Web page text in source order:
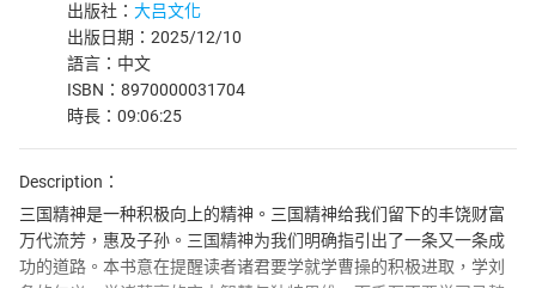
出版社： 大吕文化
出版日期：2025/12/10
語言：中文
ISBN：8970000031704
時長：09:06:25
Description：
三国精神是一种积极向上的精神。三国精神给我们留下的丰饶财富
万代流芳，惠及子孙。三国精神为我们明确指引出了一条又一条成
功的道路。本书意在提醒读者诸君要学就学曹操的积极进取，学刘